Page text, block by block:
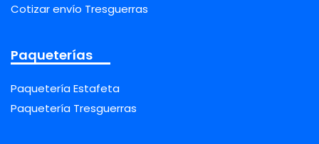
Cotizar envío Tresguerras
Paqueterías
Paquetería Estafeta
Paquetería Tresguerras